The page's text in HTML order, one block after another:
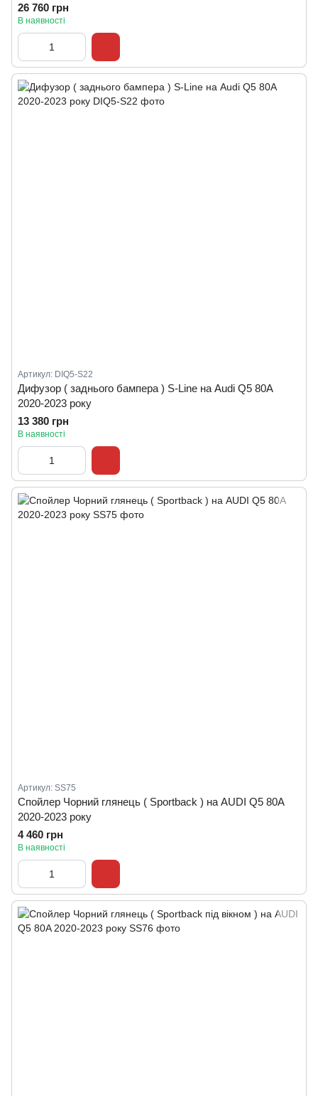
26 760 грн
В наявності
Артикул: DIQ5-S22
Дифузор ( заднього бампера ) S-Line на Audi Q5 80A
2020-2023 року
13 380 грн
В наявності
Артикул: SS75
Спойлер Чорний глянець ( Sportback ) на AUDI Q5 80A
2020-2023 року
4 460 грн
В наявності